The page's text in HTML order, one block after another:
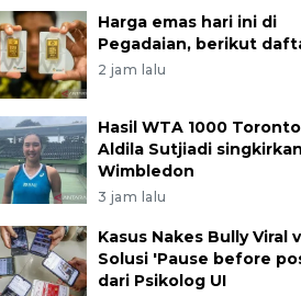
Harga emas hari ini di
Pegadaian, berikut
2 jam lalu
Hasil WTA 1000
Aldila Sutjiadi
Wimbledon
3 jam lalu
Kasus Nakes Bully Viral
Solusi 'Pause before
dari Psikolog UI